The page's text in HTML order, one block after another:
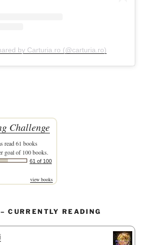
by Carturia.ro (@carturia.ro)
Challenge
read 61 books
goal of 100 books.
61 of 100
view books
CURRENTLY READING